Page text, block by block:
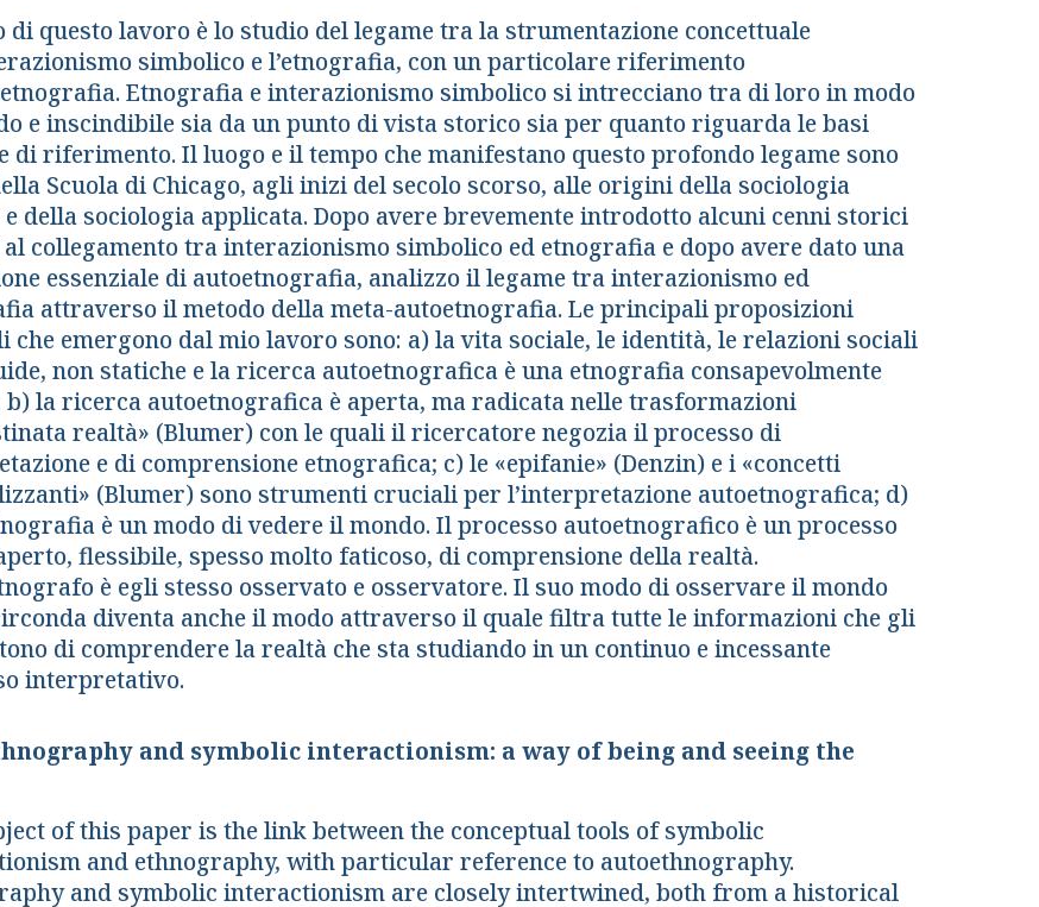
di questo lavoro è lo studio del legame tra la strumentazione concettuale
simbolico e l’etnografia, con un particolare riferimento
Etnografia e interazionismo simbolico si intrecciano tra di loro in modo
e inscindibile sia da un punto di vista storico sia per quanto riguarda le basi
di riferimento. Il luogo e il tempo che manifestano questo profondo legame sono
Scuola di Chicago, agli inizi del secolo scorso, alle origini della sociologia
della sociologia applicata. Dopo avere brevemente introdotto alcuni cenni storici
collegamento tra interazionismo simbolico ed etnografia e dopo avere dato una
essenziale di autoetnografia, analizzo il legame tra interazionismo ed
attraverso il metodo della meta-autoetnografia. Le principali proposizioni
che emergono dal mio lavoro sono: a) la vita sociale, le identità, le relazioni sociali
non statiche e la ricerca autoetnografica è una etnografia consapevolmente
b) la ricerca autoetnografica è aperta, ma radicata nelle trasformazioni
realtà» (Blumer) con le quali il ricercatore negozia il processo di
e di comprensione etnografica; c) le «epifanie» (Denzin) e i «concetti
(Blumer) sono strumenti cruciali per l’interpretazione autoetnografica; d)
è un modo di vedere il mondo. Il processo autoetnografico è un processo
flessibile, spesso molto faticoso, di comprensione della realtà.
è egli stesso osservato e osservatore. Il suo modo di osservare il mondo
diventa anche il modo attraverso il quale filtra tutte le informazioni che gli
di comprendere la realtà che sta studiando in un continuo e incessante
interpretativo.
and symbolic interactionism: a way of being and seeing the
of this paper is the link between the conceptual tools of symbolic
and ethnography, with particular reference to autoethnography.
and symbolic interactionism are closely intertwined, both from a historical